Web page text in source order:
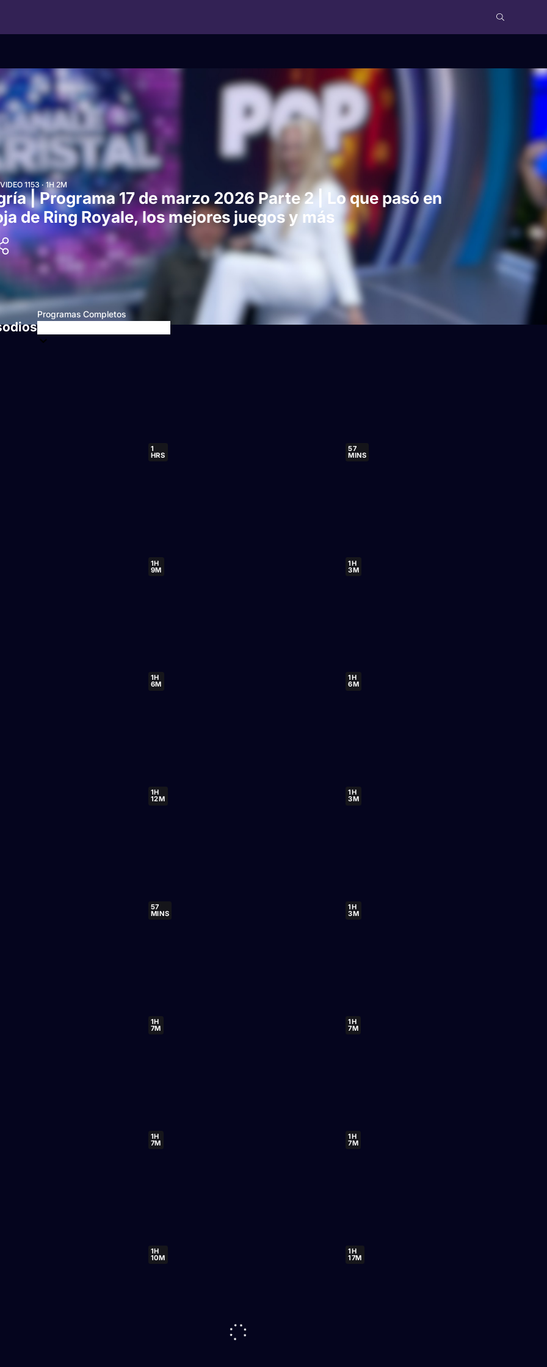
1153 · 1H 2M
| Programa 17 de marzo 2026 Parte 2 | Lo que pasó en
de Ring Royale, los mejores juegos y más
Programas Completos
1
HRS
57
MINS
1H
9M
1H
3M
1H
6M
1H
6M
1H
12M
1H
3M
57
MINS
1H
3M
1H
7M
1H
7M
1H
7M
1H
7M
1H
10M
1H
17M